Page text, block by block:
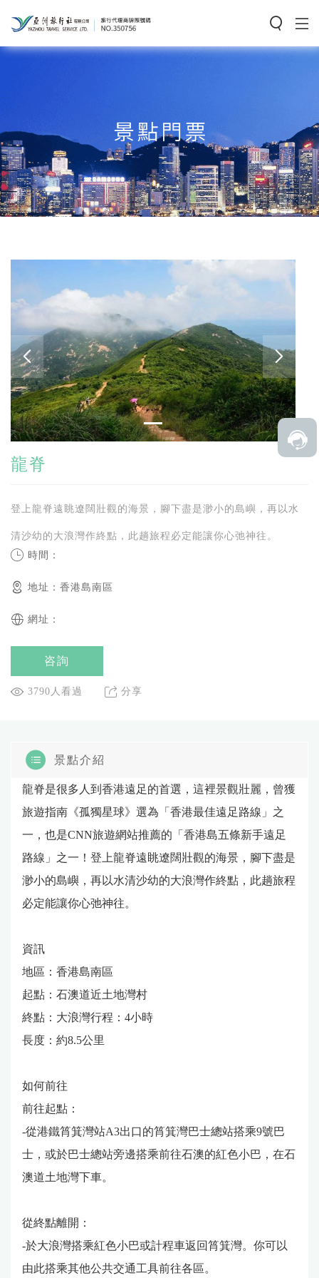
龍脊
登上龍脊遠眺遼闊壯觀的海景，腳下盡是渺小的島嶼，再以水
清沙幼的大浪灣作終點，此趟旅程必定能讓你心弛神往。
時間：
地址：香港島南區
網址：
咨詢
3790人看過 分享
景點介紹
龍脊是很多人到香港遠足的首選，這裡景觀壯麗，曾獲
旅遊指南《孤獨星球》選為「香港最佳遠足路線」之
一，也是CNN旅遊網站推薦的「香港島五條新手遠足
路線」之一！登上龍脊遠眺遼闊壯觀的海景，腳下盡是
渺小的島嶼，再以水清沙幼的大浪灣作終點，此趟旅程
必定能讓你心弛神往。
資訊
地區：香港島南區
起點：石澳道近土地灣村
終點：大浪灣行程：4小時
長度：約8.5公里
如何前往
前往起點：
-從港鐵筲箕灣站A3出口的筲箕灣巴士總站搭乘9號巴
士，或於巴士總站旁邊搭乘前往石澳的紅色小巴，在石
澳道土地灣下車。
從終點離開：
-於大浪灣搭乘紅色小巴或計程車返回筲箕灣。你可以
由此搭乘其他公共交通工具前往各區。